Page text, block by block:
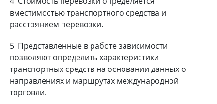
вместимостью транспортного средства и
расстоянием перевозки.
5. Представленные в работе зависимости
позволяют определить характеристики
транспортных средств на основании данных о
направлениях и маршрутах международной
торговли.